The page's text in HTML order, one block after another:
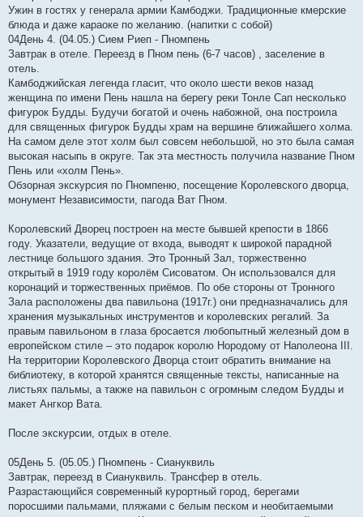
Ужин в гостях у генерала армии Камбоджи. Традиционные кмерские
блюда и даже караоке по желанию. (напитки с собой)
04День 4. (04.05.) Сием Риеп - Пномпень
Завтрак в отеле. Переезд в Пном пень (6-7 часов) , заселение в
отель.
Камбоджийская легенда гласит, что около шести веков назад
женщина по имени Пень нашла на берегу реки Тонле Сап несколько
фигурок Будды. Будучи богатой и очень набожной, она построила
для священных фигурок Будды храм на вершине ближайшего холма.
На самом деле этот холм был совсем небольшой, но это была самая
высокая насыпь в округе. Так эта местность получила название Пном
Пень или «холм Пень».
Обзорная экскурсия по Пномпеню, посещение Королевского дворца,
монумент Независимости, пагода Ват Пном.
Королевский Дворец построен на месте бывшей крепости в 1866
году. Указатели, ведущие от входа, выводят к широкой парадной
лестнице большого здания. Это Тронный Зал, торжественно
открытый в 1919 году королём Сисоватом. Он использовался для
коронаций и торжественных приёмов. По обе стороны от Тронного
Зала расположены два павильона (1917г.) они предназначались для
хранения музыкальных инструментов и королевских регалий. За
правым павильоном в глаза бросается любопытный железный дом в
европейском стиле – это подарок королю Нородому от Наполеона III.
На территории Королевского Дворца стоит обратить внимание на
библиотеку, в которой хранятся священные тексты, написанные на
листьях пальмы, а также на павильон с огромным следом Будды и
макет Ангкор Вата.
После экскурсии, отдых в отеле.
05День 5. (05.05.) Пномпень - Сиануквиль
Завтрак, переезд в Сиануквиль. Трансфер в отель.
Разрастающийся современный курортный город, берегами
поросшими пальмами, пляжами с белым песком и необитаемыми